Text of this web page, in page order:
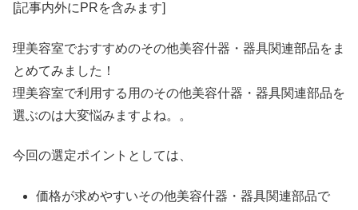
[記事内外にPRを含みます]
理美容室でおすすめのその他美容什器・器具関連部品をま
とめてみました！
理美容室で利用する用のその他美容什器・器具関連部品を
選ぶのは大変悩みますよね。。
今回の選定ポイントとしては、
価格が求めやすいその他美容什器・器具関連部品で